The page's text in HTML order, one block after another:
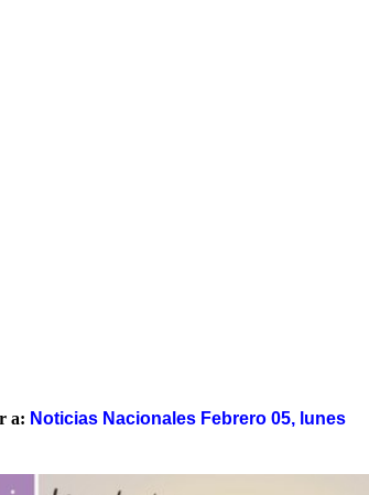
a: Noticias Nacionales Febrero 05, lunes